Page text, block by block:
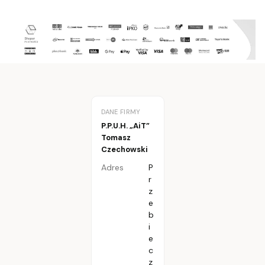
DANE FIRMY
P.P.U.H. „AiT”
Tomasz
Czechowski
Adres
P
r
z
e
b
i
e
c
z